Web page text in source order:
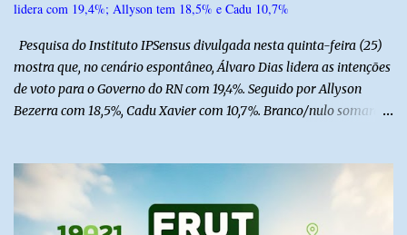
lidera com 19,4%; Allyson tem 18,5% e Cadu 10,7%
Pesquisa do Instituto IPSensus divulgada nesta quinta-feira (25)
mostra que, no cenário espontâneo, Álvaro Dias lidera as intenções
de voto para o Governo do RN com 19,4%. Seguido por Allyson
Bezerra com 18,5%, Cadu Xavier com 10,7%. Branco/nulo somaram
do Norte entre os dias 18 e 22 de junho de 2026. O levantamento
possui margem de erro de 2,5 pontos percentuais e nível de
confiança de 95%. Registro no TSE: RN-09520/2026